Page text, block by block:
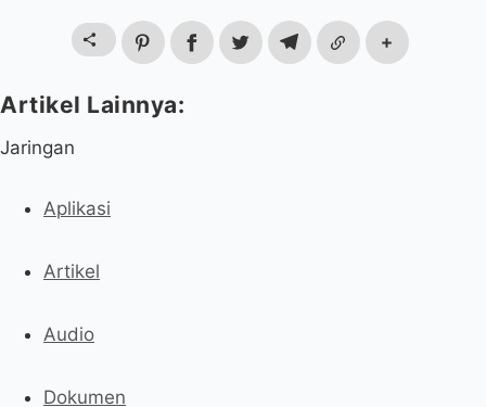
Jaringan
Aplikasi
Artikel
Audio
Dokumen